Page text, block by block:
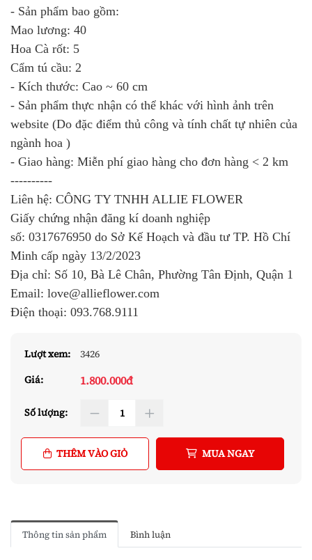
- Sản phẩm bao gồm:
Mao lương: 40
Hoa Cà rốt: 5
Cẩm tú cầu: 2
- Kích thước: Cao ~ 60 cm
- Sản phẩm thực nhận có thể khác với hình ảnh trên
website (Do đặc điểm thủ công và tính chất tự nhiên của
ngành hoa )
- Giao hàng: Miễn phí giao hàng cho đơn hàng < 2 km
----------
Liên hệ: CÔNG TY TNHH ALLIE FLOWER
Giấy chứng nhận đăng kí doanh nghiệp
số: 0317676950 do Sở Kế Hoạch và đầu tư TP. Hồ Chí
Minh cấp ngày 13/2/2023
Địa chỉ: Số 10, Bà Lê Chân, Phường Tân Định, Quận 1
Email: love@allieflower.com
Điện thoại: 093.768.9111
Lượt xem:
3426
Giá:
1.800.000đ
Số lượng:
THÊM VÀO GIỎ MUA NGAY
Thông tin sản phẩm Bình luận